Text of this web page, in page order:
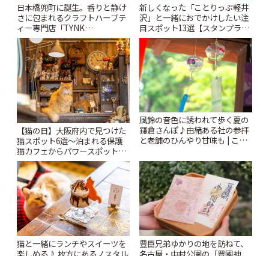
日本橋兜町に誕生。香りと静け
さに包まれるクラフトハーブテ
ィー専門店「TYNK
Kabutocho」 | ことりっぷ
新しくなった「ことりっぷ軽井
沢」と一緒におでかけしたい注
目スポット13選【スタンプラリ
ー開催中】 | ことりっぷ
【猫の日】大阪府内で見つけた
猫スポット6選〜泊まれる保護
猫カフェからパワースポットま
で〜 | ことりっぷ
風鈴の音色に誘われて歩く夏の
鎌倉さんぽ♪由緒ある社の参拝
と老舗のひんやり甘味も | こと
猫と一緒にランチやスイーツを
豊臣兄弟ゆかりの地を訪ねて、